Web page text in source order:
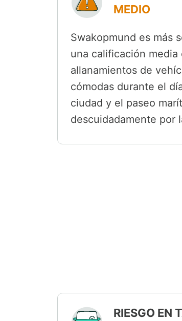
MEDIO
Swakopmund es más
una calificación
allanamientos de
cómodas durante el
ciudad y el paseo
descuidadamente por
RIESGO EN